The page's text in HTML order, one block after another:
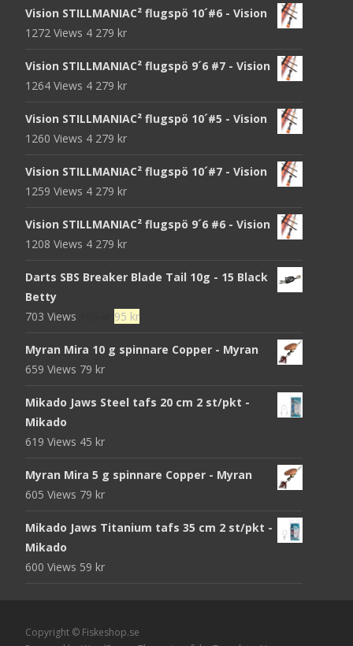
Vision STILLMANIAC² flugspö 10´#6 - Vision
1272 Views 4 279 kr
Vision STILLMANIAC² flugspö 9´6 #7 - Vision
1264 Views 4 279 kr
Vision STILLMANIAC² flugspö 10´#5 - Vision
1260 Views 4 279 kr
Vision STILLMANIAC² flugspö 10´#7 - Vision
1259 Views 4 279 kr
Vision STILLMANIAC² flugspö 9´6 #6 - Vision
1208 Views 4 279 kr
Darts SBS Breaker Blade Tail 10g - 15 Black
Betty
703 Views
Det
priset
95 krDet
priset
Myran Mira 10 g spinnare Copper - Myran
659 Views 79 kr
Mikado Jaws Steel tafs 20 cm 2 st/pkt -
Mikado
619 Views 45 kr
Myran Mira 5 g spinnare Copper - Myran
605 Views 79 kr
Mikado Jaws Titanium tafs 35 cm 2 st/pkt -
Mikado
600 Views 59 kr
Copyright © Fiskeshop.se